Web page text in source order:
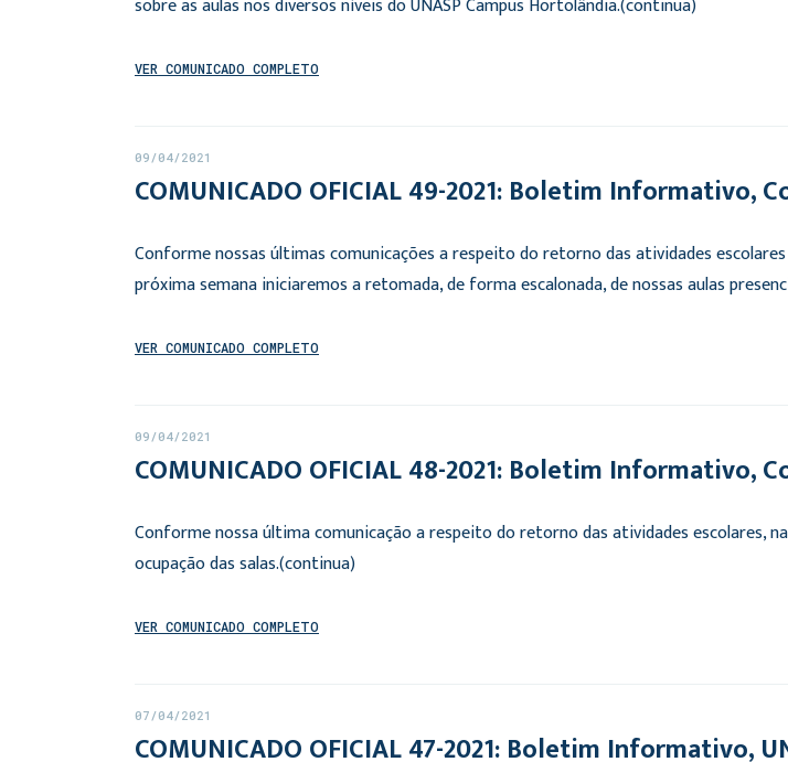
sobre as aulas nos diversos níveis do UNASP Campus Hortolândia.(continua)
VER COMUNICADO COMPLETO
09/04/2021
COMUNICADO OFICIAL 49-2021: Boletim Informativo,
Conforme nossas últimas comunicações a respeito do retorno das atividades
próxima semana iniciaremos a retomada, de forma escalonada, de nossas aulas
VER COMUNICADO COMPLETO
09/04/2021
COMUNICADO OFICIAL 48-2021: Boletim Informativo,
Conforme nossa última comunicação a respeito do retorno das atividades escolares,
ocupação das salas.(continua)
VER COMUNICADO COMPLETO
07/04/2021
COMUNICADO OFICIAL 47-2021: Boletim Informativo,